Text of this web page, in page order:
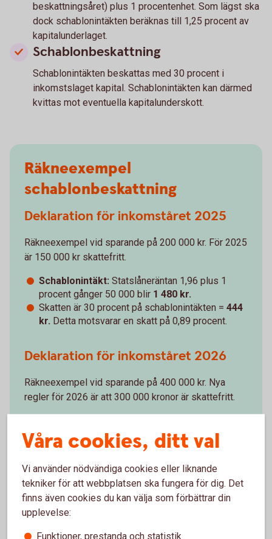
beskattningsåret) plus 1 procentenhet. Som lägst ska
dock schablonintäkten beräknas till 1,25 procent av
kapitalunderlaget.
Schablonbeskattning
Schablonintäkten beskattas med 30 procent i
inkomstslaget kapital. Schablonintäkten kan därmed
kvittas mot eventuella kapitalunderskott.
Räkneexempel
schablonbeskattning
Deklaration för inkomståret 2025
Räkneexempel vid sparande på 200 000 kr. För 2025
är 150 000 kr skattefritt.
Schablonintäkt: Statslåneräntan 1,96 plus 1
procent gånger 50 000 blir 1 480 kr.
Skatten är 30 procent på schablonintäkten = 444
kr. Detta motsvarar en skatt på 0,89 procent.
Deklaration för inkomståret 2026
Räkneexempel vid sparande på 400 000 kr. Nya
regler för 2026 är att 300 000 kronor är skattefritt.
procent gånger 100 000 blir
3 550kr.
Skatten är 30 procent på schablonintäkten =
procent.
Våra cookies, ditt val
Vi använder nödvändiga cookies eller liknande
tekniker för att webbplatsen ska fungera för dig. Det
finns även cookies du kan välja som förbättrar din
upplevelse:
Funktioner, prestanda och statistik